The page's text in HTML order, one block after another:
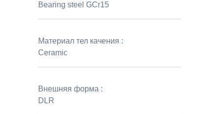
Bearing steel GCr15
Материал тел качения :
Ceramic
Внешняя форма :
DLR